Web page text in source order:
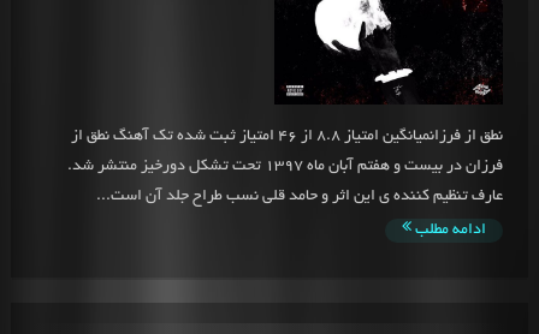
نطق از فرزانمیانگین امتیاز 8.8 از 46 امتیاز ثبت شده تک آهنگ نطق از
فرزان در بیست و هفتم آبان ماه 1397 تحت تشکل دورخیز منتشر شد.
عارف تنظیم کننده ی این اثر و حامد قلی نسب طراح جلد آن است...
ادامه مطلب